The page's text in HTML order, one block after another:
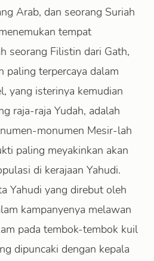
Arab, dan seorang Suriah
tempat
seorang Filistin dari Gath,
paling terpercaya dalam
yang isterinya kemudian
raja-raja Yudah, adalah
monumen Mesir-lah
paling meyakinkan akan
di kerajaan Yahudi.
Yahudi yang direbut oleh
kampanyenya melawan
pada tembok-tembok kuil
dipuncaki dengan kepala